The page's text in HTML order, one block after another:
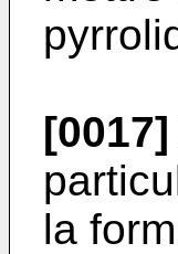
[0017]
la